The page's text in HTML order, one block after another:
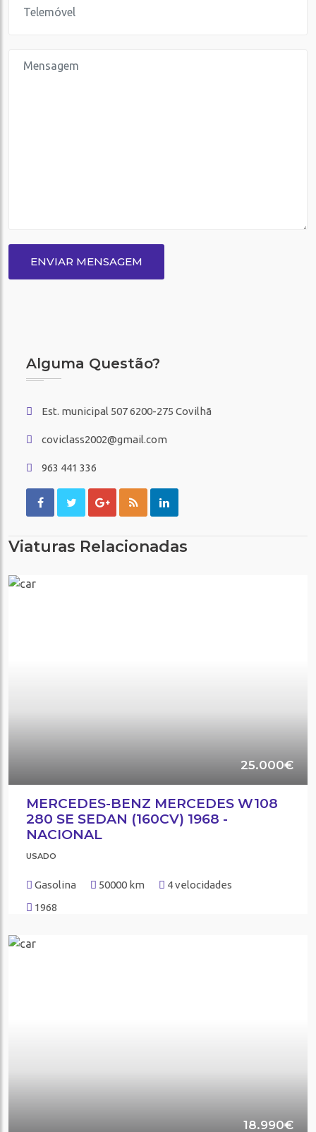
ENVIAR MENSAGEM
Alguma Questão?
Est. municipal 507 6200-275 Covilhã
coviclass2002@gmail.com
963 441 336
Viaturas Relacionadas
25.000€
MERCEDES-BENZ MERCEDES W108
280 SE SEDAN (160CV) 1968 -
NACIONAL
USADO
Gasolina 50000 km
4 velocidades
1968
18.990€